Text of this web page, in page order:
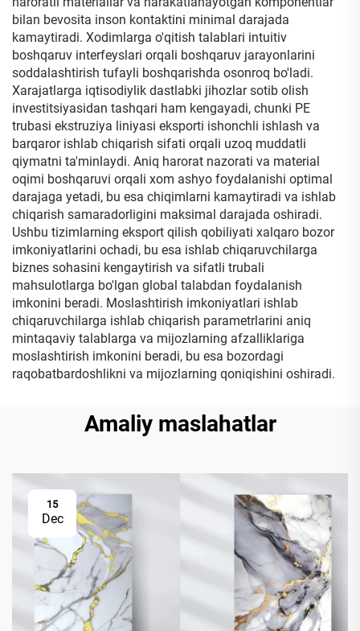
bilan bevosita inson kontaktini minimal darajada
kamaytiradi. Xodimlarga o'qitish talablari intuitiv
boshqaruv interfeyslari orqali boshqaruv jarayonlarini
soddalashtirish tufayli boshqarishda osonroq bo'ladi.
Xarajatlarga iqtisodiylik dastlabki jihozlar sotib olish
investitsiyasidan tashqari ham kengayadi, chunki PE
trubasi ekstruziya liniyasi eksporti ishonchli ishlash va
barqaror ishlab chiqarish sifati orqali uzoq muddatli
qiymatni ta'minlaydi. Aniq harorat nazorati va material
oqimi boshqaruvi orqali xom ashyo foydalanishi optimal
darajaga yetadi, bu esa chiqimlarni kamaytiradi va ishlab
chiqarish samaradorligini maksimal darajada oshiradi.
Ushbu tizimlarning eksport qilish qobiliyati xalqaro bozor
imkoniyatlarini ochadi, bu esa ishlab chiqaruvchilarga
biznes sohasini kengaytirish va sifatli trubali
mahsulotlarga bo'lgan global talabdan foydalanish
imkonini beradi. Moslashtirish imkoniyatlari ishlab
chiqaruvchilarga ishlab chiqarish parametrlarini aniq
mintaqaviy talablarga va mijozlarning afzalliklariga
moslashtirish imkonini beradi, bu esa bozordagi
raqobatbardoshlikni va mijozlarning qoniqishini oshiradi.
Amaliy maslahatlar
15
Dec